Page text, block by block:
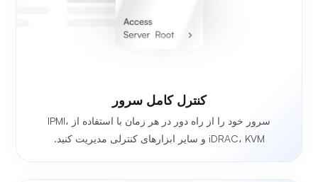
کنترل کامل سرور
سرور خود را از راه دور در هر زمان با استفاده از IPMI،
iDRAC، KVM و سایر ابزارهای کنترلی مدیریت کنید.